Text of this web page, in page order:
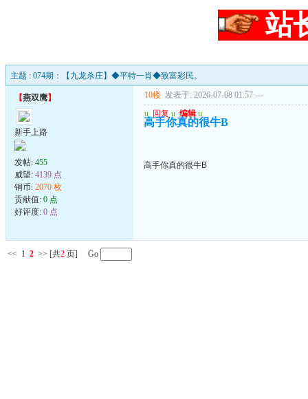
站
主题 : 074期：【九龙杀庄】◆平特一肖◆致富彩民。
【燕双鹰】
新手上路
发帖: 455
威望: 4139 点
铜币: 2070 枚
贡献值: 0 点
好评度: 0 点
10楼 发表于: 2026-07-08 01:57 ---
u 回复 u 编辑 u
高手你真的很牛B
高手你真的很牛B
<< 1 2 >> [共2 页] Go